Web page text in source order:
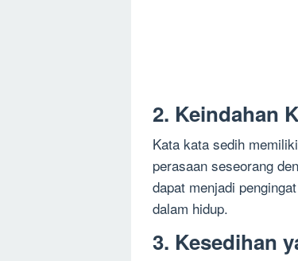
2. Keindahan
Kata kata sedih
perasaan seseorang
dapat menjadi
dalam hidup.
3. Kesedihan